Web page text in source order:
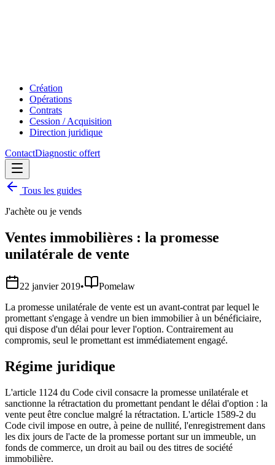
Création
Opérations
Contrats
Cession / Acquisition
Direction juridique
ContactDiagnostic offert
Tous les guides
J'achète ou je vends
Ventes immobilières : la promesse
unilatérale de vente
22 janvier 2019•
Pomelaw
La promesse unilatérale de vente est un avant-contrat par lequel le
promettant s'engage à vendre un bien immobilier à un bénéficiaire,
qui dispose d'un délai pour lever l'option. Contrairement au
compromis, seul le promettant est immédiatement engagé.
Régime juridique
L'article 1124 du Code civil consacre la promesse unilatérale et
sanctionne la rétractation du promettant pendant le délai d'option : la
vente peut être conclue malgré la rétractation. L'article 1589-2 du
Code civil impose en outre, à peine de nullité, l'enregistrement dans
les dix jours de l'acte de la promesse portant sur un immeuble, un
fonds de commerce, un droit au bail ou des titres de société
immobilière.